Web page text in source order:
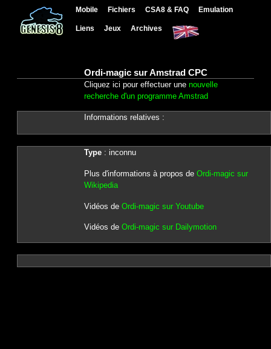
Mobile Fichiers CSA8 & FAQ Emulation
Liens Jeux Archives
Ordi-magic sur Amstrad CPC
Cliquez ici pour effectuer une nouvelle
recherche d'un programme Amstrad
Informations relatives :
Type: inconnu
Plus d'informations à propos de Ordi-magic sur
Wikipedia
Vidéos de Ordi-magic sur Youtube
Vidéos de Ordi-magic sur Dailymotion